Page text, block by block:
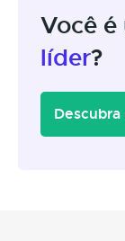
Você
líder?
Descubra